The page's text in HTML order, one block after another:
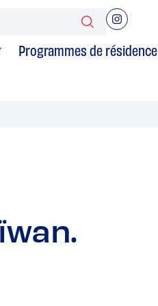
Programmes de résidence